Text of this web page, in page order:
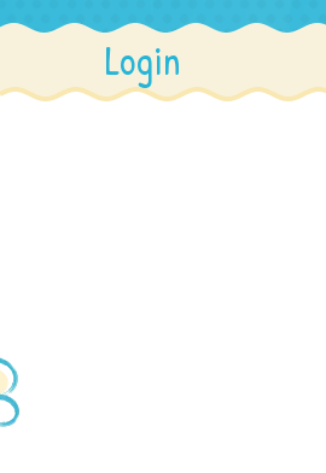
Login